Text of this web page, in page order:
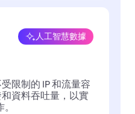
人工智慧數據
限制的 IP 和流量容
資料吞吐量，以實